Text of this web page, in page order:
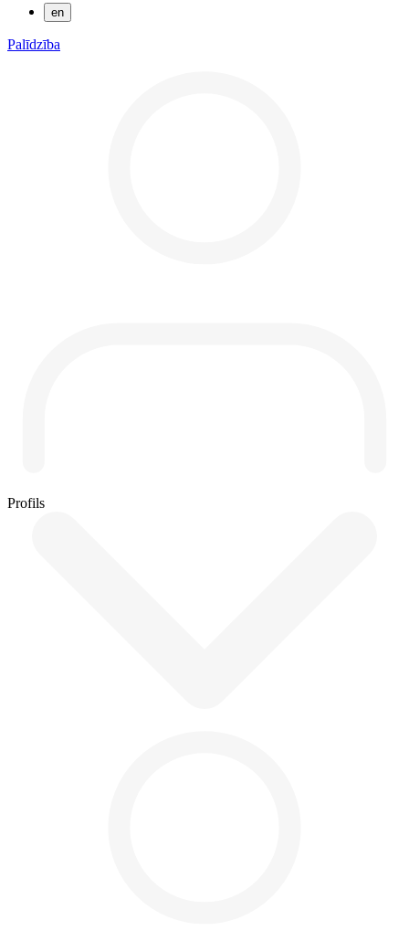
en
Palīdzība
Profils